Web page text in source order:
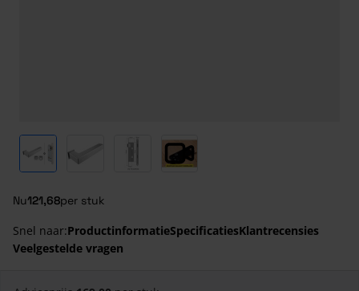
View larger imageView larger image
View larger imageView larger image
Nu121,68per stuk
Snel naar:ProductinformatieSpecificatiesKlantrecensies
Veelgestelde vragen